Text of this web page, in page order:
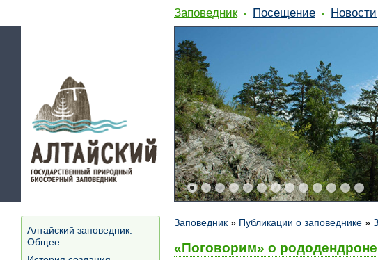
Заповедник Посещение Новости
Заповедник » Публикации о заповеднике »
«Поговорим» о
Алтайский заповедник.
Общее